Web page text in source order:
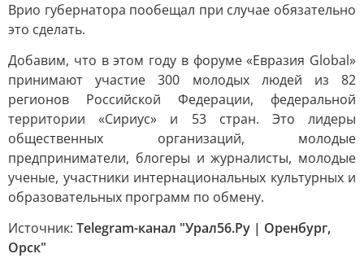
Врио губернатора пообещал при случае обязательно
это сделать.
Добавим, что в этом году в форуме «Евразия Global»
принимают участие 300 молодых людей из 82
регионов Российской Федерации, федеральной
территории «Сириус» и 53 стран. Это лидеры
общественных организаций, молодые
предприниматели, блогеры и журналисты, молодые
ученые, участники интернациональных культурных и
образовательных программ по обмену.
Источник: Telegram-канал "Урал56.Ру | Оренбург,
Орск"